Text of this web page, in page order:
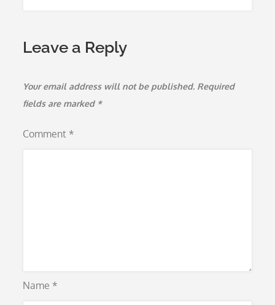
Leave a Reply
Your email address will not be published. Required
fields are marked *
Comment *
Name *